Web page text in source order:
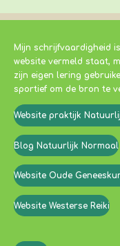
Mijn schrijfvaardigheid
website vermeld staat,
zijn eigen lering
sportief om de bron te
Website praktijk
Blog Natuurlijk Normaal
Website Oude
Website Westerse Reiki